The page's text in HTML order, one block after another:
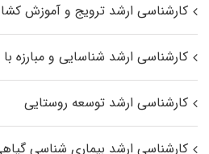
کارشناسی ارشد ترویج و آموزش
کارشناسی ارشد شناسایی و مبارزه
کارشناسی ارشد توسعه روستایی
کارشناسی ارشد بیماری‌ شناسی